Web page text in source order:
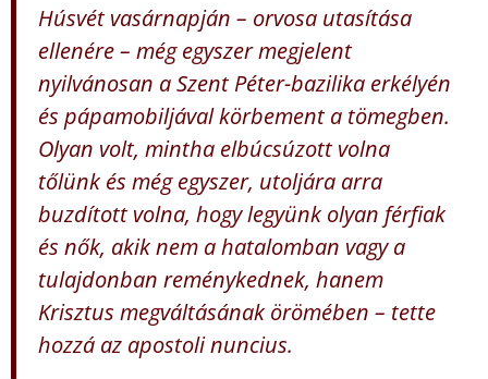
Húsvét vasárnapján – orvosa utasítása
ellenére – még egyszer megjelent
nyilvánosan a Szent Péter-bazilika erkélyén
és pápamobiljával körbement a tömegben.
Olyan volt, mintha elbúcsúzott volna
tőlünk és még egyszer, utoljára arra
buzdított volna, hogy legyünk olyan férfiak
és nők, akik nem a hatalomban vagy a
tulajdonban reménykednek, hanem
Krisztus megváltásának örömében – tette
hozzá az apostoli nuncius.